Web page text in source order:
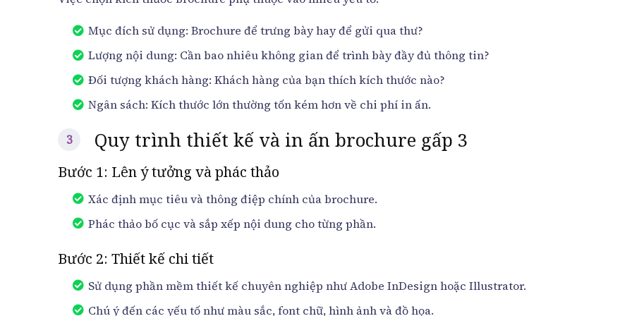
Mục đích sử dụng: Brochure để trưng bày hay để gửi qua thư?
Lượng nội dung: Cần bao nhiêu không gian để trình bày đầy đủ thông tin?
Đối tượng khách hàng: Khách hàng của bạn thích kích thước nào?
Ngân sách: Kích thước lớn thường tốn kém hơn về chi phí in ấn.
Quy trình thiết kế và in ấn brochure gấp 3
Bước 1: Lên ý tưởng và phác thảo
Xác định mục tiêu và thông điệp chính của brochure.
Phác thảo bố cục và sắp xếp nội dung cho từng phần.
Bước 2: Thiết kế chi tiết
Sử dụng phần mềm thiết kế chuyên nghiệp như Adobe InDesign hoặc Illustrator.
Chú ý đến các yếu tố như màu sắc, font chữ, hình ảnh và đồ họa.